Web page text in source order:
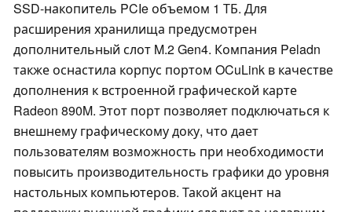
SSD-накопитель PCIe объемом 1 ТБ. Для
расширения хранилища предусмотрен
дополнительный слот M.2 Gen4. Компания Peladn
также оснастила корпус портом OCuLink в качестве
дополнения к встроенной графической карте
Radeon 890M. Этот порт позволяет подключаться к
внешнему графическому доку, что дает
пользователям возможность при необходимости
повысить производительность графики до уровня
настольных компьютеров. Такой акцент на